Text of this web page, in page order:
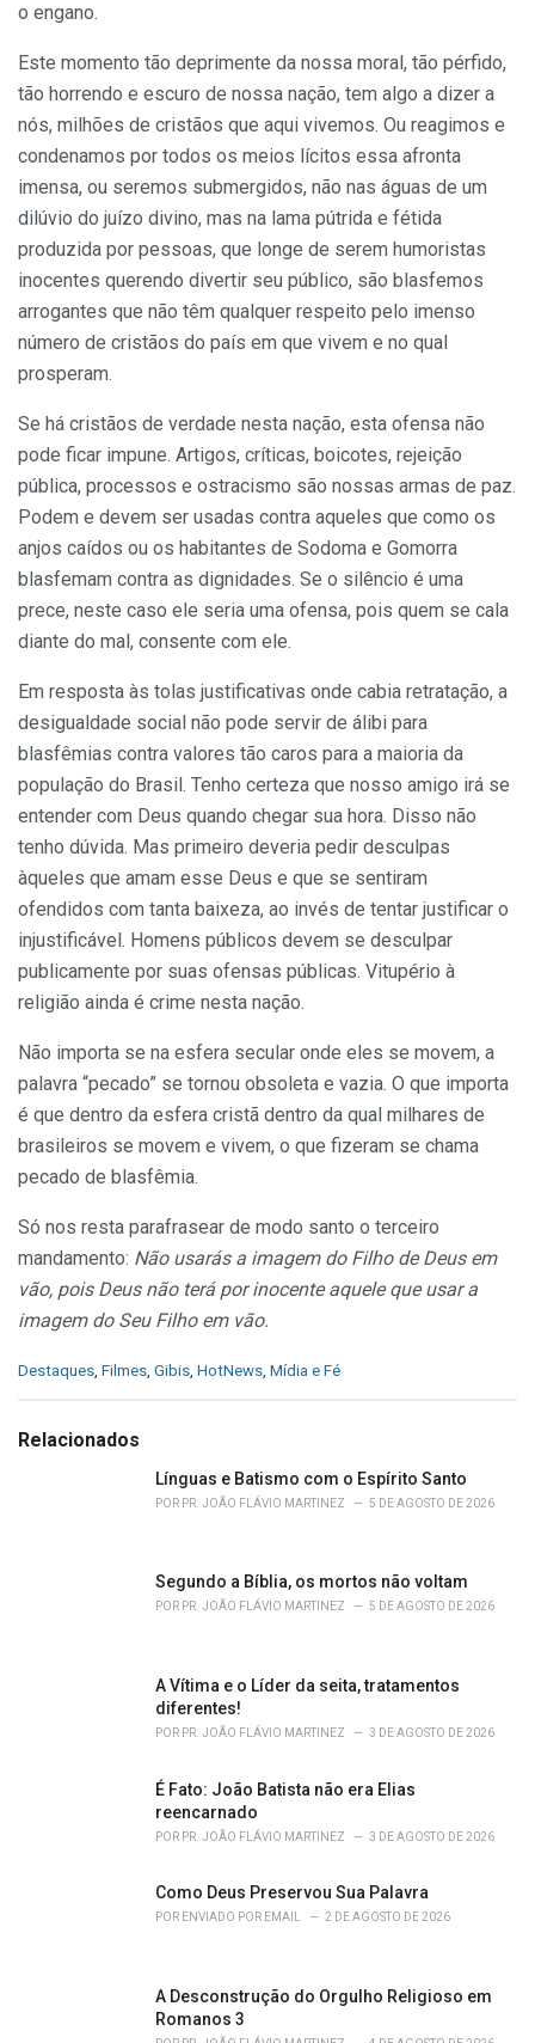
o engano.
Este momento tão deprimente da nossa moral, tão pérfido,
tão horrendo e escuro de nossa nação, tem algo a dizer a
nós, milhões de cristãos que aqui vivemos. Ou reagimos e
condenamos por todos os meios lícitos essa afronta
imensa, ou seremos submergidos, não nas águas de um
dilúvio do juízo divino, mas na lama pútrida e fétida
produzida por pessoas, que longe de serem humoristas
inocentes querendo divertir seu público, são blasfemos
arrogantes que não têm qualquer respeito pelo imenso
número de cristãos do país em que vivem e no qual
prosperam.
Se há cristãos de verdade nesta nação, esta ofensa não
pode ficar impune. Artigos, críticas, boicotes, rejeição
pública, processos e ostracismo são nossas armas de paz.
Podem e devem ser usadas contra aqueles que como os
anjos caídos ou os habitantes de Sodoma e Gomorra
blasfemam contra as dignidades. Se o silêncio é uma
prece, neste caso ele seria uma ofensa, pois quem se cala
diante do mal, consente com ele.
Em resposta às tolas justificativas onde cabia retratação, a
desigualdade social não pode servir de álibi para
blasfêmias contra valores tão caros para a maioria da
população do Brasil. Tenho certeza que nosso amigo irá se
entender com Deus quando chegar sua hora. Disso não
tenho dúvida. Mas primeiro deveria pedir desculpas
àqueles que amam esse Deus e que se sentiram
ofendidos com tanta baixeza, ao invés de tentar justificar o
injustificável. Homens públicos devem se desculpar
publicamente por suas ofensas públicas. Vitupério à
religião ainda é crime nesta nação.
Não importa se na esfera secular onde eles se movem, a
palavra “pecado” se tornou obsoleta e vazia. O que importa
é que dentro da esfera cristã dentro da qual milhares de
brasileiros se movem e vivem, o que fizeram se chama
pecado de blasfêmia.
Só nos resta parafrasear de modo santo o terceiro
mandamento: Não usarás a imagem do Filho de Deus em
vão, pois Deus não terá por inocente aquele que usar a
imagem do Seu Filho em vão.
C
e
Destaques, Filmes, Gibis, HotNews, Mídia e Fé
Relacionados
Línguas e Batismo com o Espírito Santo
POR PR. JOÃO FLÁVIO MARTINEZ 5 DE AGOSTO DE 2026
Segundo a Bíblia, os mortos não voltam
POR PR. JOÃO FLÁVIO MARTINEZ 5 DE AGOSTO DE 2026
A Vítima e o Líder da seita, tratamentos
diferentes!
POR PR. JOÃO FLÁVIO MARTINEZ 3 DE AGOSTO DE 2026
É Fato: João Batista não era Elias
reencarnado
POR PR. JOÃO FLÁVIO MARTINEZ 3 DE AGOSTO DE 2026
Como Deus Preservou Sua Palavra
POR ENVIADO POR EMAIL 2 DE AGOSTO DE 2026
A Desconstrução do Orgulho Religioso em
Romanos 3